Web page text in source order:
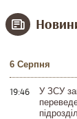
6 Серпня
19:46
У ЗСУ